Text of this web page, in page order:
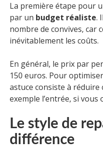
La première étape pour
par un budget réaliste.
nombre de convives, car
inévitablement les coûts.
En général, le prix par
150 euros. Pour
astuce consiste à
exemple l’entrée, si
Le style de
différence